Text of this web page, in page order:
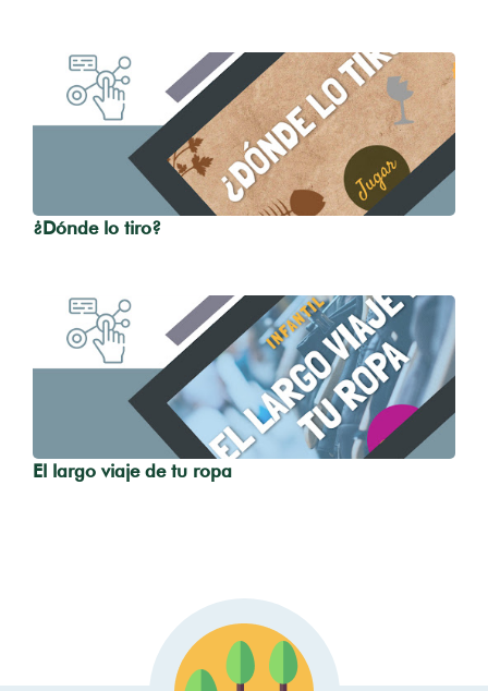
¿Dónde lo tiro?
El largo viaje de tu ropa